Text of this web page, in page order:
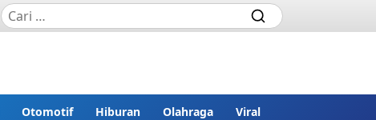
Otomotif Hiburan Olahraga Viral